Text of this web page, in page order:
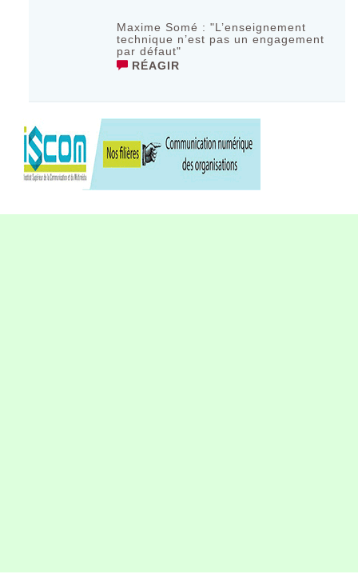
Maxime Somé : "L’enseignement
technique n’est pas un engagement
par défaut"
RÉAGIR